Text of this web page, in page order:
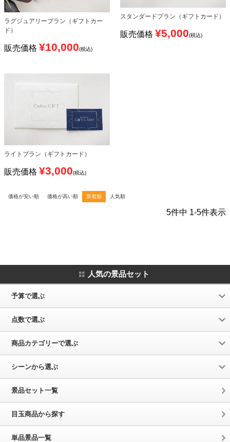
ラグジュアリープラン（ギフトカー
ド）
販売価格 ¥10,000 税込
スタンダードプラン（ギフトカード）
販売価格 ¥5,000 税込
ライトプラン（ギフトカード）
販売価格 ¥3,000 税込
価格が安い順 価格が高い順 新着順 人気順
5件中 1-5件表示
人気の景品セット
予算で選ぶ
点数で選ぶ
商品カテゴリーで選ぶ
シーンから選ぶ
景品セット一覧
目玉商品から探す
単品景品一覧